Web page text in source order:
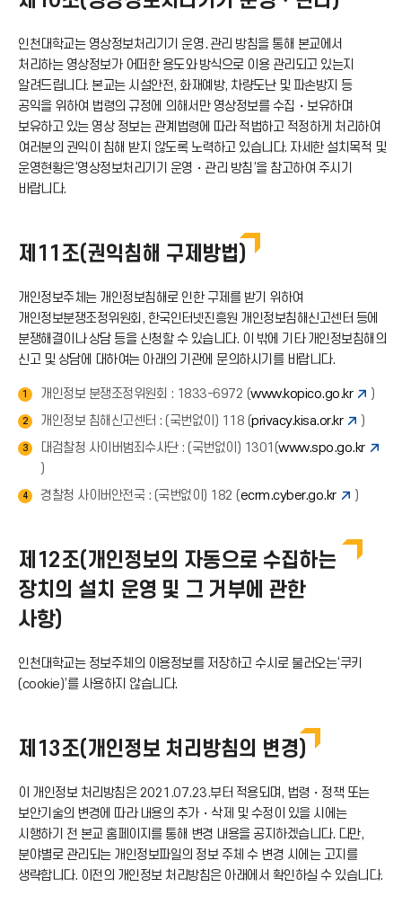
인천대학교는 영상정보처리기기 운영․관리 방침을 통해 본교에서
처리하는 영상정보가 어떠한 용도와 방식으로 이용 관리되고 있는지
알려드립니다. 본교는 시설안전, 화재예방, 차량도난 및 파손방지 등
공익을 위하여 법령의 규정에 의해서만 영상정보를 수집・보유하며
보유하고 있는 영상 정보는 관계법령에 따라 적법하고 적정하게 처리하여
여러분의 권익이 침해 받지 않도록 노력하고 있습니다. 자세한 설치목적 및
운영현황은‘영상정보처리기기 운영・관리 방침’을 참고하여 주시기
바랍니다.
제11조(권익침해 구제방법)
개인정보주체는 개인정보침해로 인한 구제를 받기 위하여
개인정보분쟁조정위원회, 한국인터넷진흥원 개인정보침해신고센터 등에
분쟁해결이나 상담 등을 신청할 수 있습니다. 이 밖에 기타 개인정보침해의
신고 및 상담에 대하여는 아래의 기관에 문의하시기를 바랍니다.
1 개인정보 분쟁조정위원회 : 1833-6972 (www.kopico.go.kr )
2 개인정보 침해신고센터 : (국번없이) 118 (privacy.kisa.or.kr )
3 대검찰청 사이버범죄수사단 : (국번없이) 1301(www.spo.go.kr
)
4 경찰청 사이버안전국 : (국번없이) 182 (ecrm.cyber.go.kr )
제12조(개인정보의 자동으로 수집하는
장치의 설치 운영 및 그 거부에 관한
사항)
인천대학교는 정보주체의 이용정보를 저장하고 수시로 불러오는‘쿠키
(cookie)’를 사용하지 않습니다.
제13조(개인정보 처리방침의 변경)
이 개인정보 처리방침은 2021.07.23.부터 적용되며, 법령・정책 또는
보안기술의 변경에 따라 내용의 추가・삭제 및 수정이 있을 시에는
시행하기 전 본교 홈페이지를 통해 변경 내용을 공지하겠습니다. 다만,
분야별로 관리되는 개인정보파일의 정보 주체 수 변경 시에는 고지를
생략합니다. 이전의 개인정보 처리방침은 아래에서 확인하실 수 있습니다.